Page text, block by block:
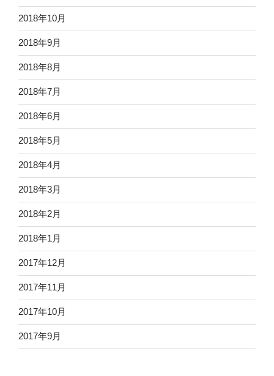
2018年10月
2018年9月
2018年8月
2018年7月
2018年6月
2018年5月
2018年4月
2018年3月
2018年2月
2018年1月
2017年12月
2017年11月
2017年10月
2017年9月